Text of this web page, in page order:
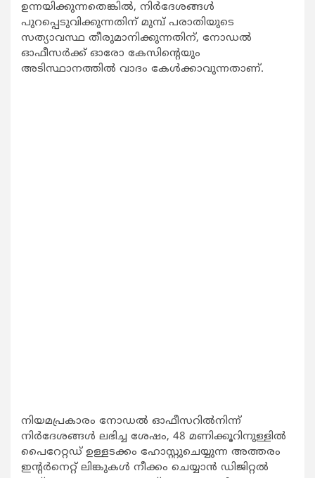
ഉന്നയിക്കുന്നതെങ്കിൽ, നിർദേശങ്ങൾ
പുറപ്പെടുവിക്കുന്നതിന് മുമ്പ് പരാതിയുടെ
സത്യാവസ്ഥ തീരുമാനിക്കുന്നതിന്, നോഡൽ
ഓഫീസർക്ക് ഓരോ കേസിന്റെയും
അടിസ്ഥാനത്തിൽ വാദം കേൾക്കാവുന്നതാണ്.
നിയമപ്രകാരം നോഡൽ ഓഫീസറിൽനിന്ന്
നിർദേശങ്ങൾ ലഭിച്ച ശേഷം, 48 മണിക്കൂറിനുള്ളിൽ
പൈറേറ്റഡ് ഉള്ളടക്കം ഹോസ്റ്റുചെയ്യുന്ന അത്തരം
ഇന്റർനെറ്റ് ലിങ്കുകൾ നീക്കം ചെയ്യാൻ ഡിജിറ്റൽ